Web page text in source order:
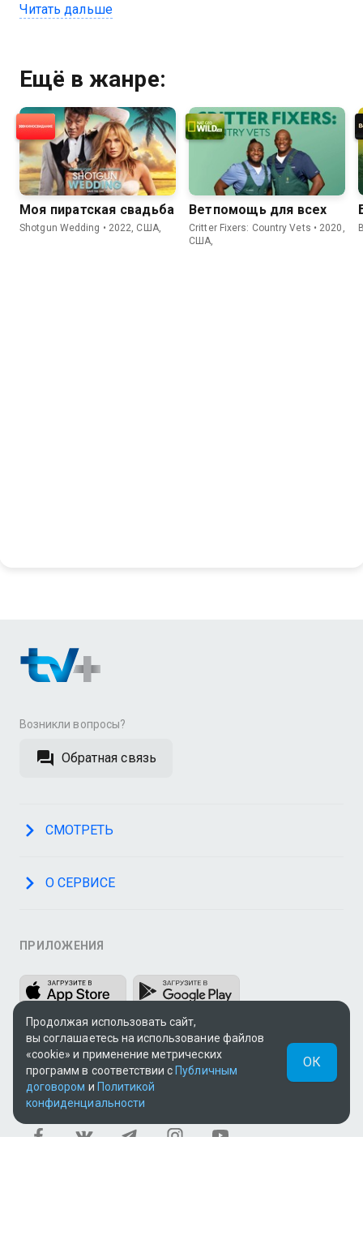
чемпионатов Испании, Англии и Германии
Читать дальше
Ещё в жанре:
Моя пиратская свадьба
Shotgun Wedding • 2022, США,
Ветпомощь для всех
Critter Fixers: Country Vets • 2020,
США,
Возникли вопросы?
Обратная связь
СМОТРЕТЬ
О СЕРВИСЕ
ПРИЛОЖЕНИЯ
МЫ В СОЦСЕТЯХ
Продолжая использовать сайт,
вы соглашаетесь на использование файлов
«cookie» и применение метрических
программ в соответствии с Публичным
договором и Политикой
конфиденциальности
ОК